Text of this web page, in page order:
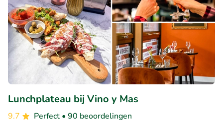
Lunchplateau bij Vino y Mas
9.7 Perfect • 90 beoordelingen